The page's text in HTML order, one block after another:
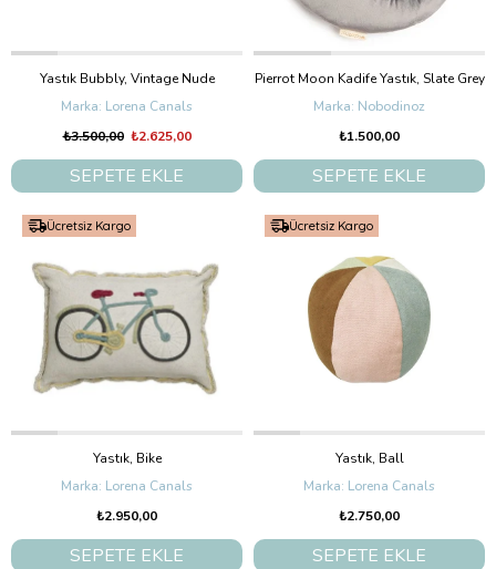
Yastık Bubbly, Vintage Nude
Lorena Canals
₺2.625,00
₺3.500,00
SEPETE EKLE
Pierrot Moon Kadife Yastık, Slate Grey
Nobodinoz
₺1.500,00
SEPETE EKLE
Yastık, Bike
Lorena Canals
₺2.950,00
SEPETE EKLE
Ücretsiz Kargo
Yastık, Ball
Lorena Canals
₺2.750,00
SEPETE EKLE
Ücretsiz Kargo